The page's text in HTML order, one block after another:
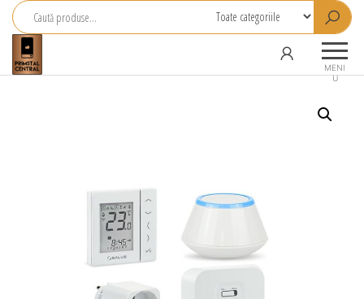
Central
MENI
U